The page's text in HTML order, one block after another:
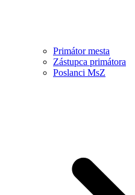
Primátor mesta
Zástupca primátora
Poslanci MsZ